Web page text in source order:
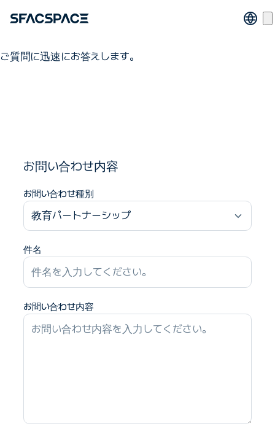
企業協業のお問い合わせ
ご質問に迅速にお答えします。
お問い合わせ内容
お問い合わせ種別
教育パートナーシップ
件名
お問い合わせ内容